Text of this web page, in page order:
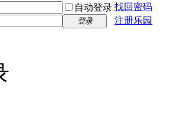
自动登录 找回密码
登录 注册乐园